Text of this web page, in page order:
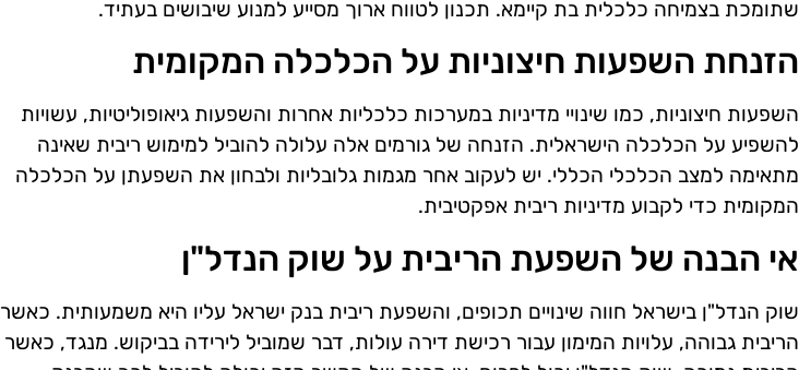
שתומכת בצמיחה כלכלית בת קיימא. תכנון לטווח ארוך מסייע למנוע שיבושים בעתיד.
הזנחת השפעות חיצוניות על הכלכלה המקומית
השפעות חיצוניות, כמו שינויי מדיניות במערכות כלכליות אחרות והשפעות גיאופוליטיות, עשויות
להשפיע על הכלכלה הישראלית. הזנחה של גורמים אלה עלולה להוביל למימוש ריבית שאינה
מתאימה למצב הכלכלי הכללי. יש לעקוב אחר מגמות גלובליות ולבחון את השפעתן על הכלכלה
המקומית כדי לקבוע מדיניות ריבית אפקטיבית.
אי הבנה של השפעת הריבית על שוק הנדל"ן
שוק הנדל"ן בישראל חווה שינויים תכופים, והשפעת ריבית בנק ישראל עליו היא משמעותית. כאשר
הריבית גבוהה, עלויות המימון עבור רכישת דירה עולות, דבר שמוביל לירידה בביקוש. מנגד, כאשר